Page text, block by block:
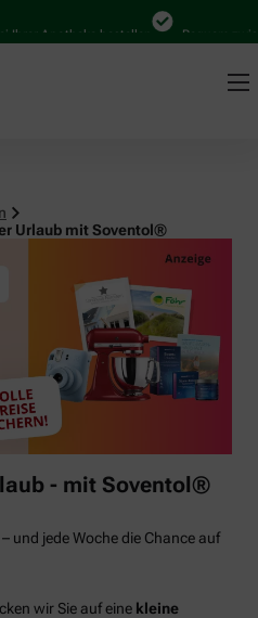
Apotheke bestellen Bequem
Urlaub mit Soventol®
- mit Soventol®
und jede Woche die Chance auf
wir Sie auf eine kleine